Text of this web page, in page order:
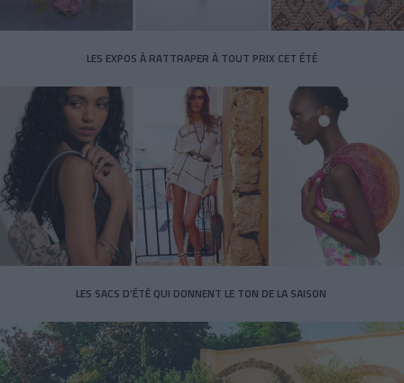
LES EXPOS À RATTRAPER À TOUT PRIX CET ÉTÉ
LES SACS D’ÉTÉ QUI DONNENT LE TON DE LA SAISON